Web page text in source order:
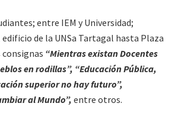
entre IEM y Universidad;
de la UNSa Tartagal hasta Plaza
“Mientras existan Docentes
en rodillas”, “Educación Pública,
superior no hay futuro”,
al Mundo”, entre otros.